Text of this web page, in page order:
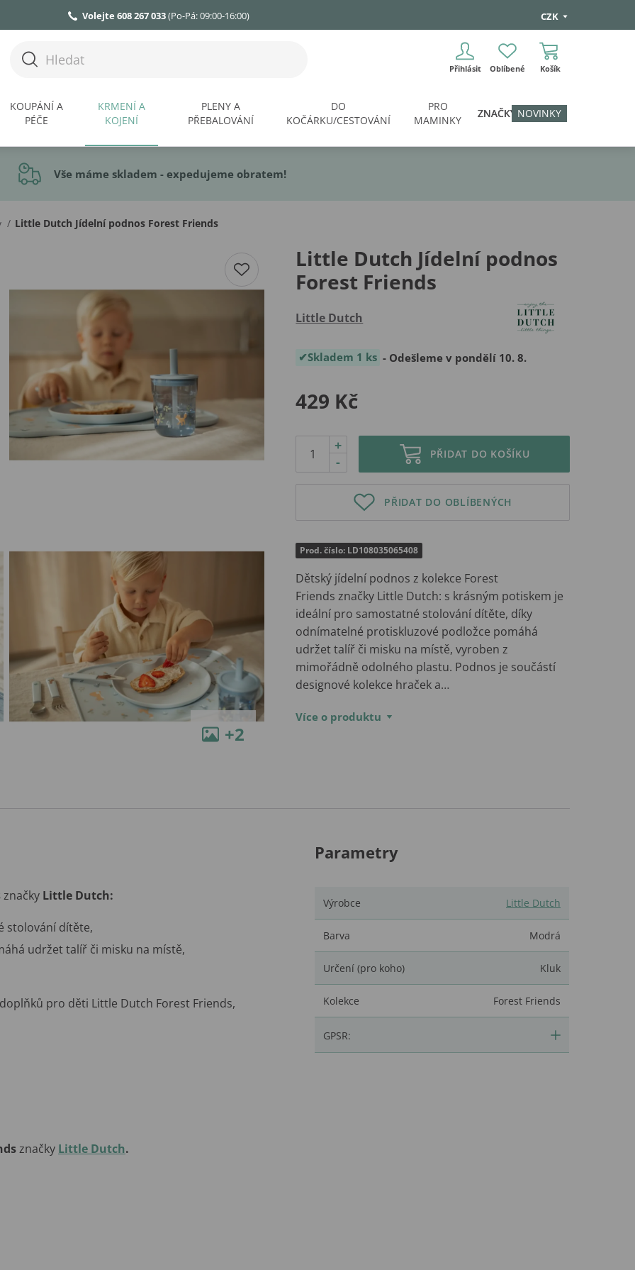
Volejte 608 267 033(Po-Pá: 09:00-16:00) CZK
Přihlásit Oblíbené Košík
KOUPÁNÍ A
PÉČE
KRMENÍ A
KOJENÍ
PLENY A
PŘEBALOVÁNÍ
DO
KOČÁRKU/CESTOVÁNÍ
PRO
MAMINKY
ZNAČKY NOVINKY
Vše máme skladem - expedujeme obratem!
/ Little Dutch Jídelní podnos Forest Friends
Little Dutch Jídelní podnos
Forest Friends
Little Dutch
Skladem 1 ks - Odešleme v pondělí 10. 8.
429 Kč
-
+
PŘIDAT DO KOŠÍKU
PŘIDAT DO OBLÍBENÝCH
Prod. číslo: LD108035065408
Dětský jídelní podnos z kolekce Forest
Friends značky Little Dutch: s krásným potiskem je
ideální pro samostatné stolování dítěte, díky
odnímatelné protiskluzové podložce pomáhá
udržet talíř či misku na místě, vyroben z
mimořádně odolného plastu. Podnos je součástí
designové kolekce hraček a…
Více o produktu
+2
značky Little Dutch:
stolování dítěte,
udržet talíř či misku na místě,
pro děti Little Dutch Forest Friends,
značky Little Dutch.
Parametry
Výrobce Little Dutch
Barva Modrá
Určení (pro koho) Kluk
Kolekce Forest Friends
GPSR: